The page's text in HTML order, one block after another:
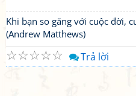
Khi bạn so găng với cuộc đời,
(Andrew Matthews)
☆
☆
☆
☆
☆ Trả lời